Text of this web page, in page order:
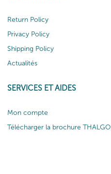
Return Policy
Privacy Policy
Shipping Policy
Actualités
SERVICES ET AIDES
Mon compte
Télécharger la brochure THALGO